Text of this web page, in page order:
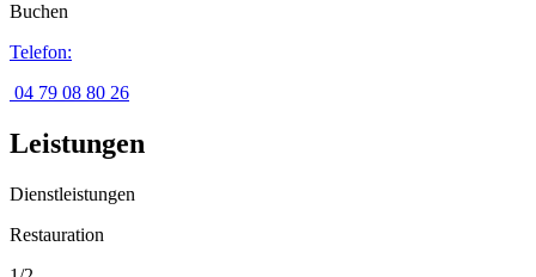
Buchen
Telefon:
04 79 08 80 26
Leistungen
Dienstleistungen
Restauration